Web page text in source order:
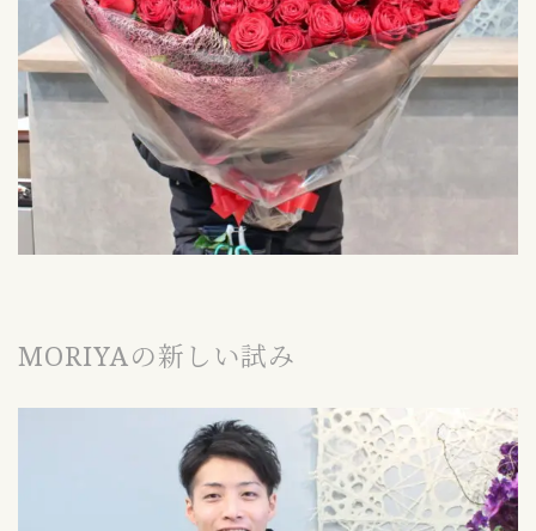
MORIYAの新しい試み